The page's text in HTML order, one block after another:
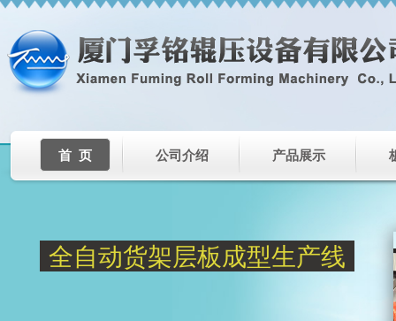
首 页 公司介绍 产品展示
全自动货架层板成型生产线